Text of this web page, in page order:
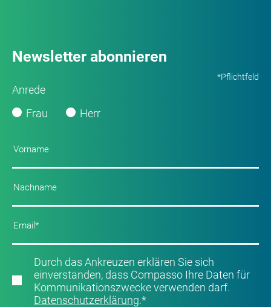
Newsletter abonnieren
*Pflichtfeld
Anrede
Frau
Herr
Durch das Ankreuzen erklären Sie sich
einverstanden, dass Compasso Ihre Daten für
Kommunikationszwecke verwenden darf.
Datenschutzerklärung.*